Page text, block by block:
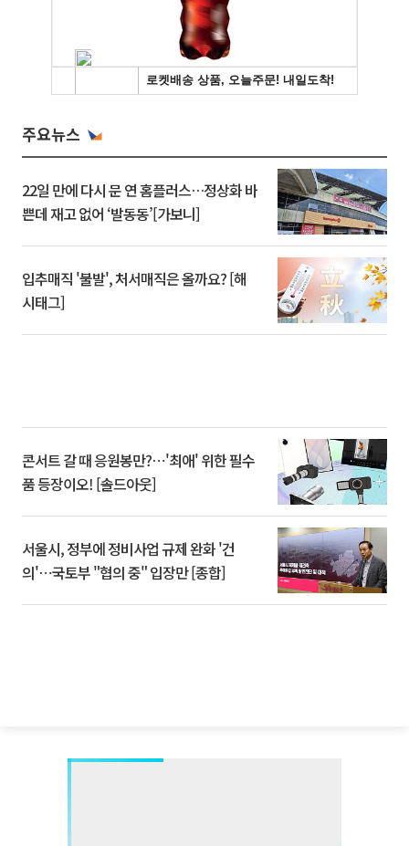
주요뉴스
22일 만에 다시 문 연 홈플러스…정상화 바
쁜데 재고 없어 ‘발동동’[가보니]
입추매직 '불발', 처서매직은 올까요? [해
시태그]
콘서트 갈 때 응원봉만?⋯'최애' 위한 필수
품 등장이오! [솔드아웃]
서울시, 정부에 정비사업 규제 완화 '건
의'⋯국토부 "협의 중" 입장만 [종합]